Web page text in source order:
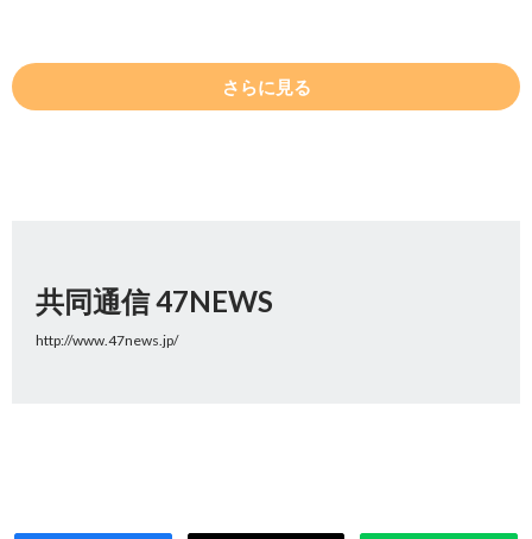
さらに見る
共同通信 47NEWS
http://www.47news.jp/